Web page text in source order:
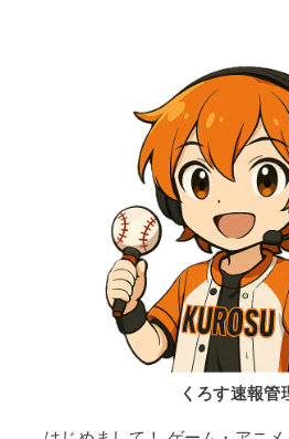
くろす速報管